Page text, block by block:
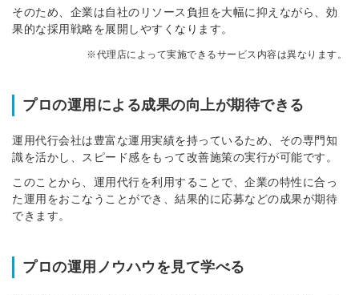
そのため、企業は自社のリソース負担を大幅に抑えながら、効
果的な採用戦略を展開しやすくなります。
※代理店によって実施できるサービス内容は異なります。
プロの運用による成果の向上が期待できる
運用代行会社は豊富な運用実績を持っているため、その専門知
識を活かし、スピード感をもって改善施策の実行が可能です。
このことから、運用代行を利用することで、企業の特性に合っ
た運用をおこなうことができ、結果的に応募などの成果が期待
できます。
プロの運用ノウハウを見て学べる